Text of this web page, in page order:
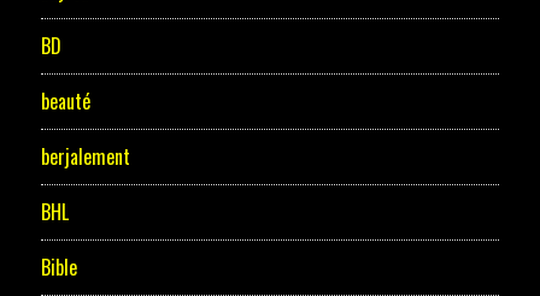
BD
beauté
berjalement
BHL
Bible